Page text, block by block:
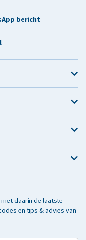
bericht
daarin de laatste
en tips & advies van